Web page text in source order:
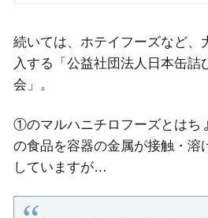
続いては、ホテイフーズなど、
入する「公益社団法人日本缶詰
会」。
①のマルハニチロフーズとはち
の食品を容器の金属が接触・溶
していますが…